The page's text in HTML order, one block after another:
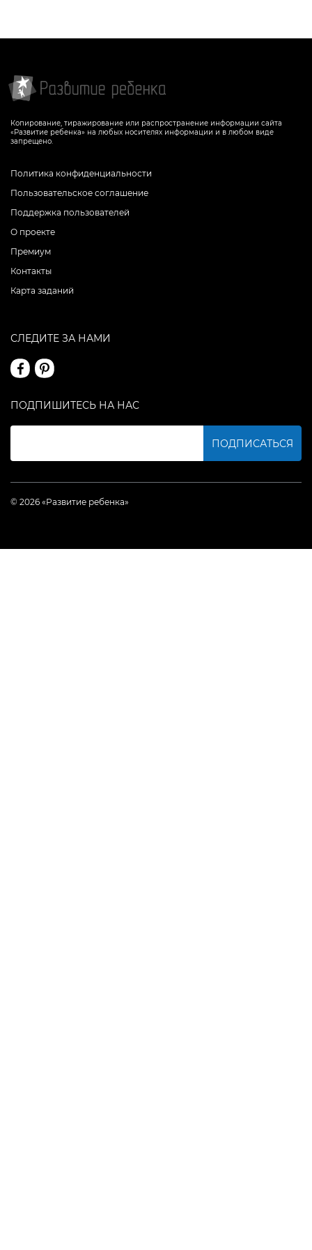
Копирование, тиражирование или распространение информации сайта
«Развитие ребенка» на любых носителях информации и в любом виде
запрещено.
Политика конфиденциальности
Пользовательское соглашение
Поддержка пользователей
О проекте
Премиум
Контакты
Карта заданий
СЛЕДИТЕ ЗА НАМИ
ПОДПИШИТЕСЬ НА НАС
ПОДПИСАТЬСЯ
© 2026 «Развитие ребенка»